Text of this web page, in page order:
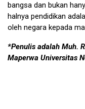
bangsa dan bukan
halnya pendidikan
oleh negara kepada
*Penulis adalah Muh.
Maperwa Universitas